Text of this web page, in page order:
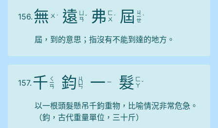
156. 無 ㄨ ˊ 遠 ㄢ ˇ 弗 ㄈ
ㄨ ˊ 屆 ㄐ
ㄧ
ㄝ
ˋ
屆，到的意思；指沒有不能到達的地方。
157. 千 ㄑ
ㄧ
ㄢ 鈞 ㄐ
ㄩ
ㄣ 一 ㄧ 髮 ㄈ
ㄚ ˇ
以一根頭髮懸吊千鈞重物，比喻情況非常危急。
（鈞，古代重量單位，三十斤）